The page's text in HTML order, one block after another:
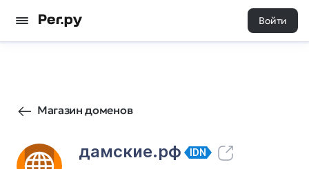
Войти
Магазин доменов
дамские.рф IDN
6 0